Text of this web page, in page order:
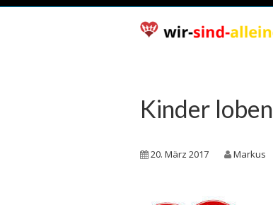
Kinder loben
20. März 2017 Markus